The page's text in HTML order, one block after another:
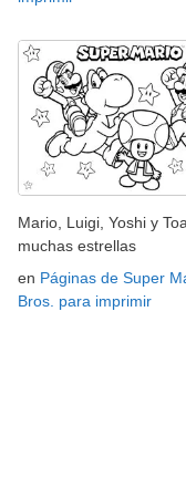
Mario, Luigi, Yoshi y
muchas estrellas
en Páginas de Super
Bros. para imprimir